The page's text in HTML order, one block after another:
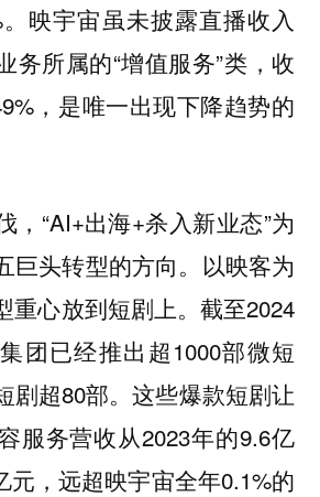
。映宇宙虽未披露直播收入
务所属的“增值服务”类，收
，是唯一出现下降趋势的
，“AI+出海+杀入新业态”为
巨头转型的方向。以映客为
重心放到短剧上。截至2024
团已经推出超1000部微短
剧超80部。这些爆款短剧让
服务营收从2023年的9.6亿
元，远超映宇宙全年0.1%的